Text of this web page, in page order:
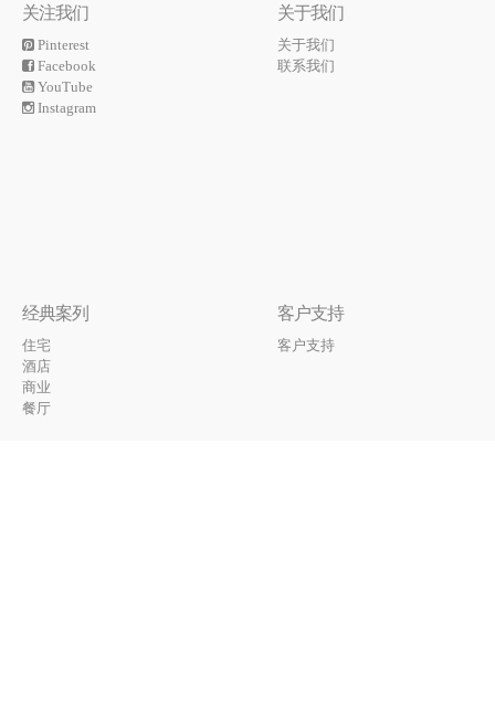
关注我们
Pinterest
Facebook
YouTube
Instagram
关于我们
关于我们
联系我们
经典案列
住宅
酒店
商业
餐厅
客户支持
客户支持